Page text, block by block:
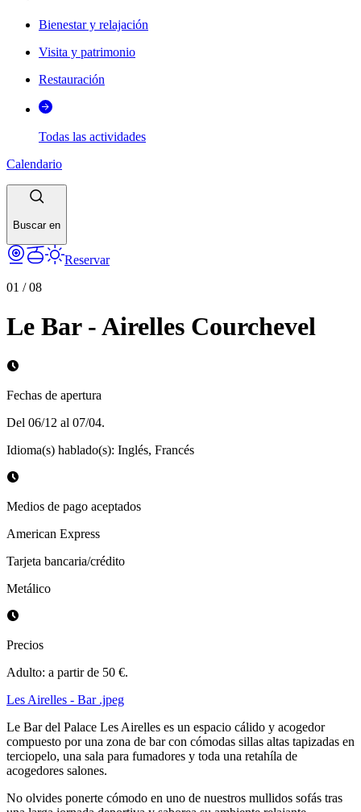
Bienestar y relajación
Visita y patrimonio
Restauración
Todas las actividades
Calendario
Buscar en
Reservar
01 /08
Le Bar - Airelles Courchevel
Fechas de apertura
Del 06/12 al 07/04.
Idioma(s) hablado(s): Inglés, Francés
Medios de pago aceptados
American Express
Tarjeta bancaria/crédito
Metálico
Precios
Adulto: a partir de 50 €.
Les Airelles - Bar .jpeg
Le Bar del Palace Les Airelles es un espacio cálido y acogedor
compuesto por una zona de bar con cómodas sillas altas tapizadas en
terciopelo, una sala para fumadores y toda una retahíla de
acogedores salones.
No olvides ponerte cómodo en uno de nuestros mullidos sofás tras